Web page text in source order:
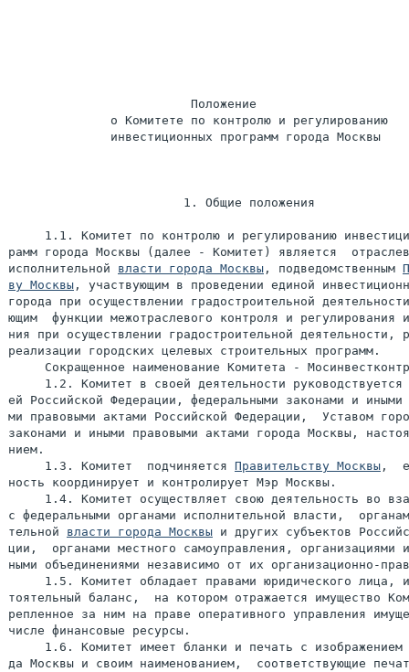
                         Положение
              о Комитете по контролю и регулированию
              инвестиционных программ города Москвы
                        1. Общие положения
1.1. Комитет по контролю и регулированию
рамм города Москвы (далее - Комитет) является
исполнительной власти города Москвы , подведомственным
ву Москвы , участвующим в проведении единой
города при осуществлении градостроительной
ющим  функции межотраслевого контроля и регулирования
ния при осуществлении градостроительной деятельности,
реализации городских целевых строительных программ.
Сокращенное наименование Комитета -
1.2. Комитет в своей деятельности руководствуется
ей Российской Федерации, федеральными законами и иными
ми правовыми актами Российской Федерации,  Уставом
законами и иными правовыми актами города Москвы,
нием.
     1.3. Комитет  подчиняется
Правительству Москвы ,
ность координирует и контролирует Мэр Москвы.
1.4. Комитет осуществляет свою деятельность во
с федеральными органами исполнительной власти,
тельной власти города Москвы и других субъектов
ции,  органами местного самоуправления, организациями
ными объединениями независимо от их организационно-
1.5. Комитет обладает правами юридического лица,
тоятельный баланс,  на котором отражается имущество
репленное за ним на праве оперативного управления
числе финансовые ресурсы.
1.6. Комитет имеет бланки и печать с изображением
да Москвы и своим наименованием,  соответствующие